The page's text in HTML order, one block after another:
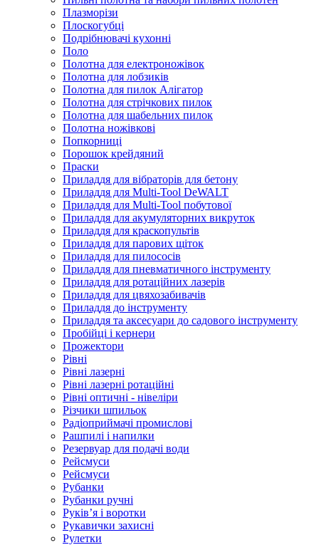
Плазморізи
Плоскогубці
Подрібнювачі кухонні
Поло
Полотна для електроножівок
Полотна для лобзиків
Полотна для пилок Алігатор
Полотна для стрічкових пилок
Полотна для шабельних пилок
Полотна ножівкові
Попкорниці
Порошок крейдяний
Праски
Приладдя для вібраторів для бетону
Приладдя для Multi-Tool DeWALT
Приладдя для Multi-Tool побутової
Приладдя для акумуляторних викруток
Приладдя для краскопультів
Приладдя для парових щіток
Приладдя для пилососів
Приладдя для пневматичного інструменту
Приладдя для ротаційних лазерів
Приладдя для цвяхозабивачів
Приладдя до інструменту
Приладдя та аксесуари до садового інструменту
Пробійці і кернери
Прожектори
Рівні
Рівні лазерні
Рівні лазерні ротаційні
Рівні оптичні - нівеліри
Різчики шпильок
Радіоприймачі промислові
Рашпилі і напилки
Резервуар для подачі води
Рейсмуси
Рейсмуси
Рубанки
Рубанки ручні
Руківʼя і воротки
Рукавички захисні
Рулетки